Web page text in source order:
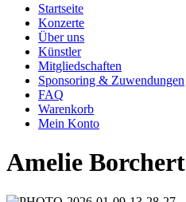
Startseite
Konzerte
Über uns
Künstler
Mitgliedschaften
Sponsoring & Zuwendungen
FAQ
Warenkorb
Mein Konto
Amelie Borchert